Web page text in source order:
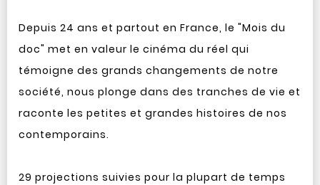
Depuis 24 ans et partout en France, le "Mois du
doc" met en valeur le cinéma du réel qui
témoigne des grands changements de notre
société, nous plonge dans des tranches de vie et
raconte les petites et grandes histoires de nos
contemporains.
29 projections suivies pour la plupart de temps